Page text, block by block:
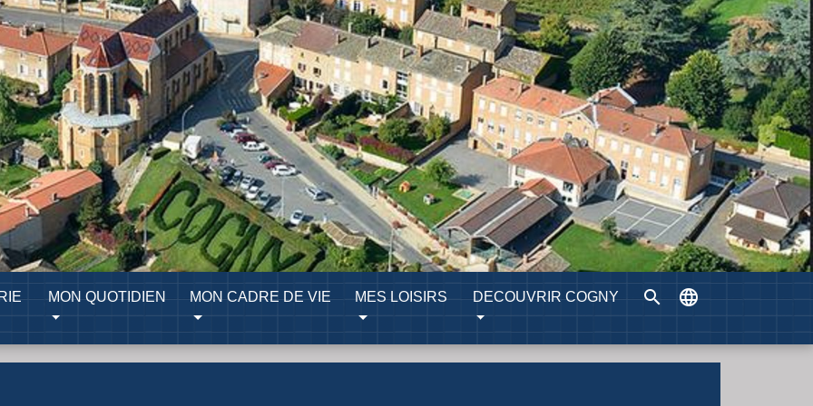
MON QUOTIDIEN MON CADRE DE VIE MES LOISIRS DECOUVRIR COGNY search language